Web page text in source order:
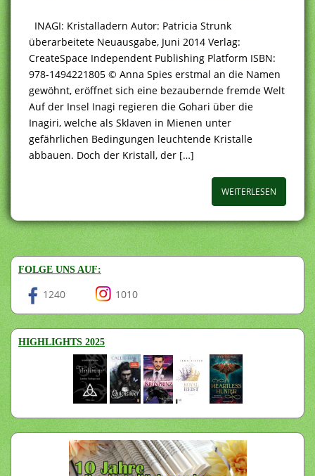
INAGI: Kristalladern Autor: Patricia Strunk
überarbeitete Neuausgabe, Juni 2014 Verlag:
CreateSpace Independent Publishing Platform ISBN:
978-1494221805 © Anna Spies erstmal an die Namen
gewöhnt, eröffnet sich eine bezaubernde fremde Welt
Auf der Insel Inagi regieren die Gohari über die
Inagiri, welche als Sklaven in Mienen unter
gefährlichen Bedingungen leuchtende Kristalle
abbauen. Doch der Kristall, der […]
WEITERLESEN
FOLGE UNS AUF:
1240 1010
HIGHLIGHTS 2025